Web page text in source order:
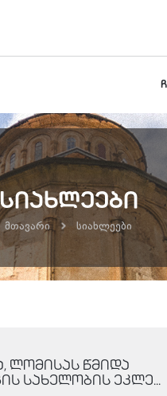
მთავარი სიახლეები
ლომისას წმიდა
სახელობის ეკლე...